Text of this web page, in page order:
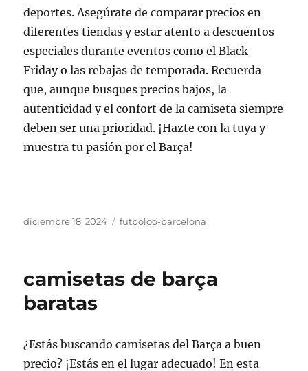
deportes. Asegúrate de comparar precios en
diferentes tiendas y estar atento a descuentos
especiales durante eventos como el Black
Friday o las rebajas de temporada. Recuerda
que, aunque busques precios bajos, la
autenticidad y el confort de la camiseta siempre
deben ser una prioridad. ¡Hazte con la tuya y
muestra tu pasión por el Barça!
Publicado
diciembre 18, 2024 Categorías
futboloo-barcelona
camisetas de barça
baratas
¿Estás buscando camisetas del Barça a buen
precio? ¡Estás en el lugar adecuado! En esta